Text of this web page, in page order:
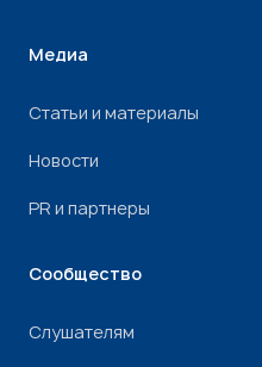
Медиа
Статьи и материалы
Новости
PR и партнеры
Сообщество
Слушателям